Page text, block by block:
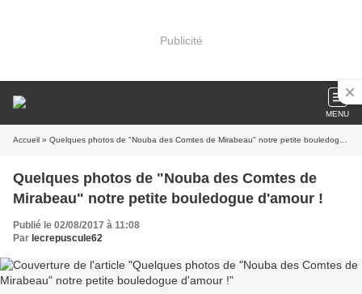
Publicité
MENU
Accueil » Quelques photos de "Nouba des Comtes de Mirabeau" notre petite bouledogue d'amour !
Quelques photos de "Nouba des Comtes de
Mirabeau" notre petite bouledogue d'amour !
Publié le 02/08/2017 à 11:08
Par lecrepuscule62